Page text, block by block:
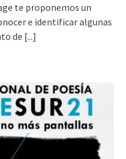
te proponemos un
e identificar algunas
de [...]